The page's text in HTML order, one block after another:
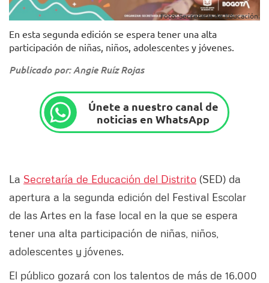
Foto: Secretaría de Educación.
En esta segunda edición se espera tener una alta
participación de niñas, niños, adolescentes y jóvenes.
Publicado por: Angie Ruíz Rojas
Únete a nuestro canal de
noticias en WhatsApp
La Secretaría de Educación del Distrito (SED) da
apertura a la segunda edición del Festival Escolar
de las Artes en la fase local en la que se espera
tener una alta participación de niñas, niños,
adolescentes y jóvenes.
El público gozará con los talentos de más de 16.000